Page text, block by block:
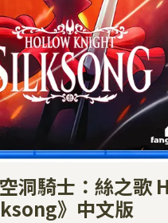
洞騎士：絲之歌
》中文版